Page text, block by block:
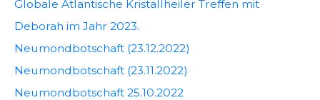
Globale Atlantische Kristallheiler Treffen mit
Deborah im Jahr 2023.
Neumondbotschaft (23.12.2022)
Neumondbotschaft (23.11.2022)
Neumondbotschaft 25.10.2022